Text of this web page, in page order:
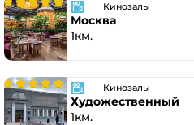
Кинозалы
Москва
1км.
Кинозалы
Художественный
1км.